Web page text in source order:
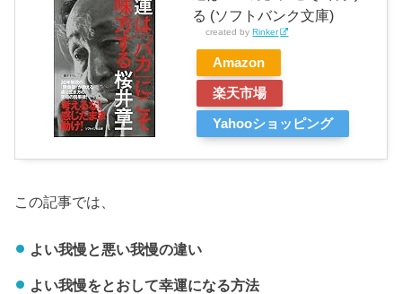
る (ソフトバンク文庫)
created byRinker
Amazon
楽天市場
Yahooショッピング
この記事では、
よい我慢と悪い我慢の違い
よい我慢をとおして幸運になる方法